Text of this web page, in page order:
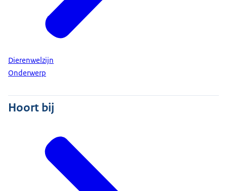
Dierenwelzijn
Onderwerp
Hoort bij